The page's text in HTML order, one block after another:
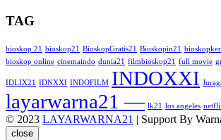
TAG
bioskop 21 bioskop21 BioskopGratis21 Bioskopin21
bioskop online cinemaindo dunia21 filmbioskop21 full movie
IDLIX21 IDNXXI INDOFILM INDOXXI
layarwarna21 — lk21 los angeles
© 2023 LAYARWARNA21 | Support By
close